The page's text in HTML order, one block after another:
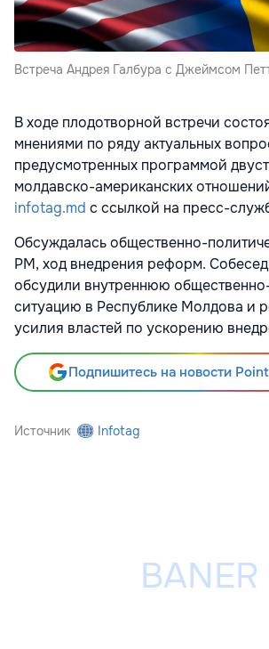
Встреча Андрея Галбура с Джеймсом
В ходе плодотворной встречи
мнениями по ряду актуальных
предусмотренных программой
молдавско-американских
infotag.md с ссылкой на пресс-
Обсуждалась общественно-
РМ, ход внедрения реформ.
обсудили внутреннюю
ситуацию в Республике Молдова и
усилия властей по ускорению
Подпишитесь на новости
Источник Infotag